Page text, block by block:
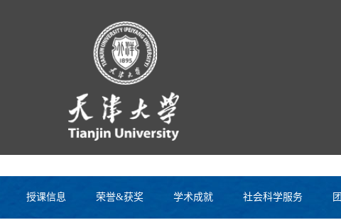
授课信息 荣誉&获奖 学术成就 社会科学服务